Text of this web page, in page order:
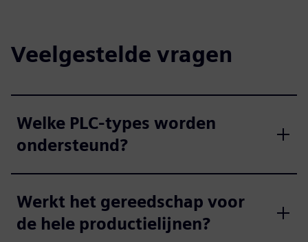
Veelgestelde vragen
Welke PLC-types worden
ondersteund?
Werkt het gereedschap voor
de hele productielijnen?